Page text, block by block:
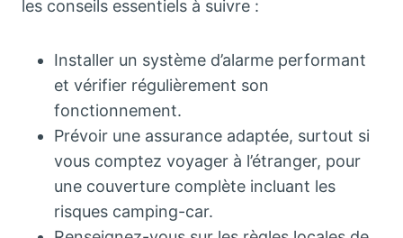
les conseils essentiels à suivre :
Installer un système d’alarme performant
et vérifier régulièrement son
fonctionnement.
Prévoir une assurance adaptée, surtout si
vous comptez voyager à l’étranger, pour
une couverture complète incluant les
risques camping-car.